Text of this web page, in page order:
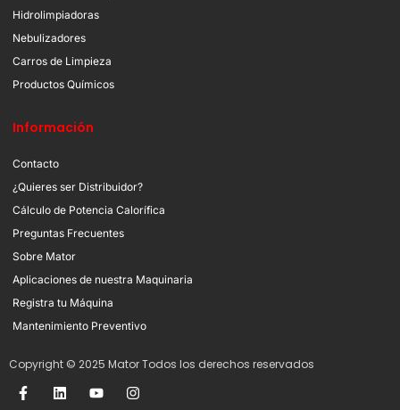
Hidrolimpiadoras
Nebulizadores
Carros de Limpieza
Productos Químicos
Información
Contacto
¿Quieres ser Distribuidor?
Cálculo de Potencia Calorífica
Preguntas Frecuentes
Sobre Mator
Aplicaciones de nuestra Maquinaria
Registra tu Máquina
Mantenimiento Preventivo
Copyright © 2025 Mator Todos los derechos reservados